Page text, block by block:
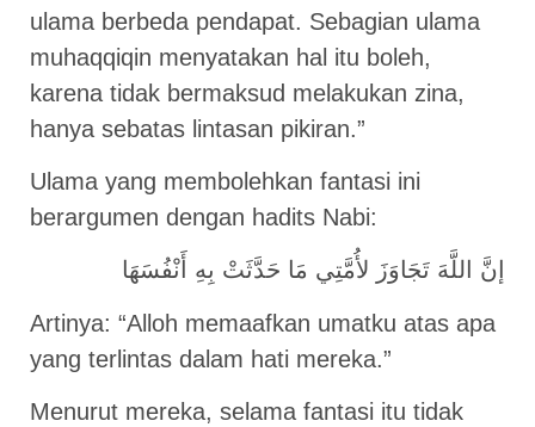
ulama berbeda pendapat. Sebagian ulama
muhaqqiqin menyatakan hal itu boleh,
karena tidak bermaksud melakukan zina,
hanya sebatas lintasan pikiran.”
Ulama yang membolehkan fantasi ini
berargumen dengan hadits Nabi:
إنَّ اللَّهَ تَجَاوَزَ لأُمَّتِي مَا حَدَّثَتْ بِهِ أَنْفُسَهَا
Artinya: “Alloh memaafkan umatku atas apa
yang terlintas dalam hati mereka.”
Menurut mereka, selama fantasi itu tidak